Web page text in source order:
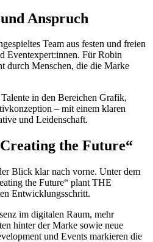
Anspruch
Team aus festen und freien
Eventexpert:innen. Für Robin
durch Menschen, die die Marke
in den Bereichen Grafik,
– mit einem klaren
und Leidenschaft.
the Future“
Blick klar nach vorne. Unter dem
the Future“ plant THE
Entwicklungsschritt.
im digitalen Raum, mehr
hinter der Marke sowie neue
und Events markieren die